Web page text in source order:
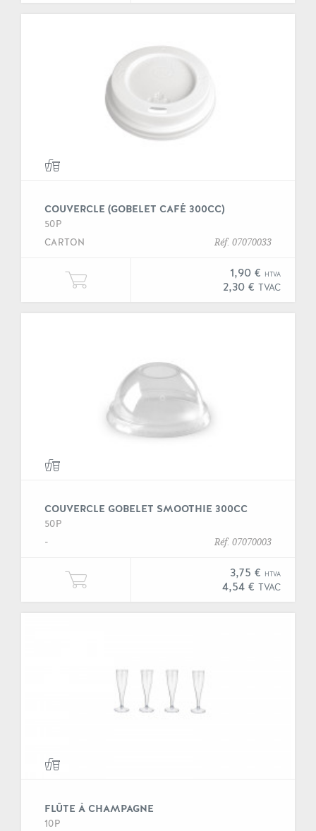
COUVERCLE (GOBELET CAFÉ 300CC)
50P
CARTON
Réf. 07070033
1,90 € HTVA
2,30 €TVAC
Ajouter une unité de "Couvercle
COUVERCLE GOBELET SMOOTHIE 300CC
50P
-
Réf. 07070003
3,75 € HTVA
4,54 €TVAC
Ajouter une unité de "Couvercle
FLÛTE À CHAMPAGNE
10P